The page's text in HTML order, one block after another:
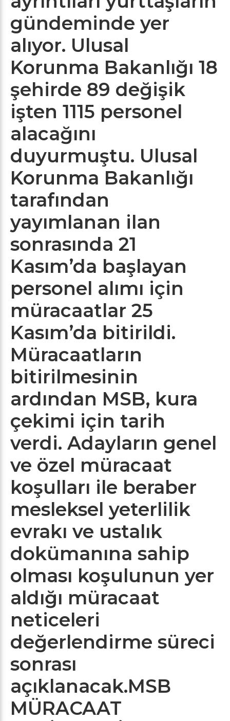
gündeminde yer
alıyor. Ulusal
Korunma Bakanlığı 18
şehirde 89 değişik
işten 1115 personel
alacağını
duyurmuştu. Ulusal
Korunma Bakanlığı
tarafından
yayımlanan ilan
sonrasında 21
Kasım’da başlayan
personel alımı için
müracaatlar 25
Kasım’da bitirildi.
Müracaatların
bitirilmesinin
ardından MSB, kura
çekimi için tarih
verdi. Adayların genel
ve özel müracaat
koşulları ile beraber
mesleksel yeterlilik
evrakı ve ustalık
dokümanına sahip
olması koşulunun yer
aldığı müracaat
neticeleri
değerlendirme süreci
sonrası
açıklanacak.MSB
MÜRACAAT